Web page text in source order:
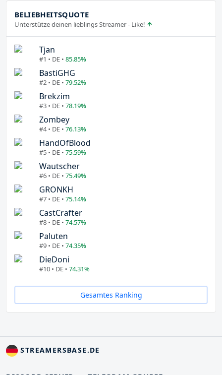
BELIEBHEITSQUOTE
Unterstütze deinen lieblings Streamer - Like!
Tjan
#1 • DE • 85.85%
BastiGHG
#2 • DE • 79.52%
Brekzim
#3 • DE • 78.19%
Zombey
#4 • DE • 76.13%
HandOfBlood
#5 • DE • 75.59%
Wautscher
#6 • DE • 75.49%
GRONKH
#7 • DE • 75.14%
CastCrafter
#8 • DE • 74.57%
Paluten
#9 • DE • 74.35%
DieDoni
#10 • DE • 74.31%
Gesamtes Ranking
STREAMERSBASE.DE